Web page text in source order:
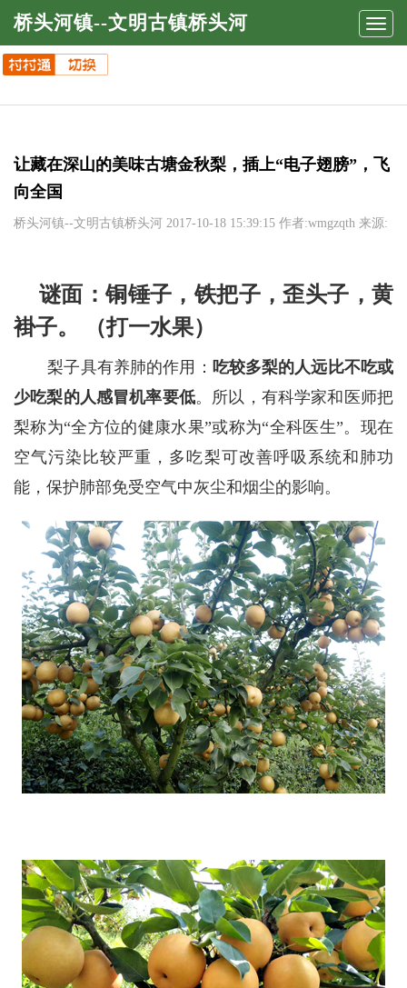
桥头河镇--文明古镇桥头河
让藏在深山的美味古塘金秋梨，插上“电子翅膀”，飞
向全国
桥头河镇--文明古镇桥头河 2017-10-18 15:39:15 作者:wmgzqth 来源:
谜面：铜锤子，铁把子，歪头子，黄
褂子。 （打一水果）
梨子具有养肺的作用： 吃较多梨的人远比不吃或
少吃梨的人感冒机率要低。所以，有科学家和医师把
梨称为“全方位的健康水果”或称为“全科医生”。现在
空气污染比较严重，多吃梨可改善呼吸系统和肺功
能，保护肺部免受空气中灰尘和烟尘的影响。